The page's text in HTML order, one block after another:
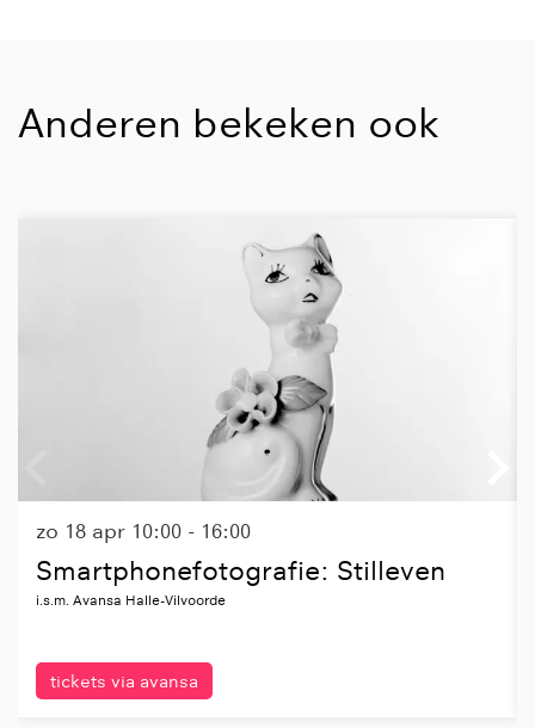
Anderen bekeken ook
Smartphonefotografie: Stilleven
i.s.m. Avansa Halle-Vilvoorde
zo 18 apr 10:00 - 16:00
tickets via avansa